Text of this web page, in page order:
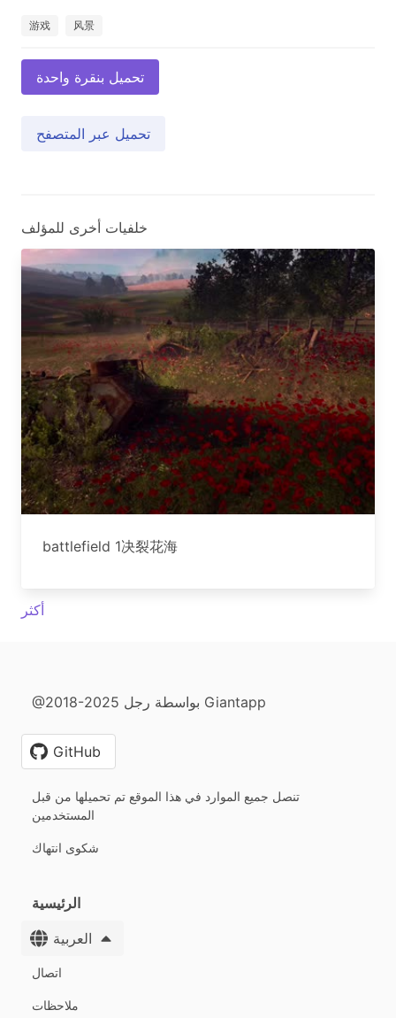
游戏 风景
تحميل بنقرة واحدة
تحميل عبر المتصفح
خلفيات أخرى للمؤلف
battlefield 1决裂花海
أكثر
@2018-2025 بواسطة رجل Giantapp
GitHub
تنصل جميع الموارد في هذا الموقع تم تحميلها من قبل
المستخدمين
شكوى انتهاك
الرئيسية
العربية
اتصال
ملاحظات